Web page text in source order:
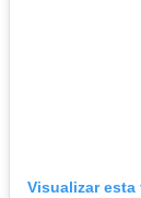
Visualizar